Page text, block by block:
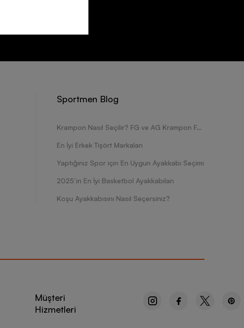
Sportmen Blog
Krampon Nasıl Seçilir? FG ve AG Krampon Farkları Nelerdir?
En İyi Erkek Tişört Markaları
Yaptığınız Spor için En Uygun Ayakkabı Seçimi
2025’in En İyi Basketbol Ayakkabıları
Koşu Ayakkabısını Nasıl Seçersiniz?
Müşteri
Hizmetleri